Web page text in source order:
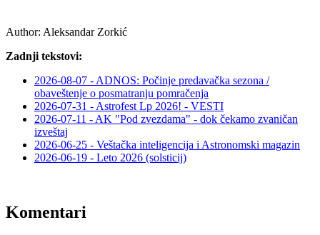
Author: Aleksandar Zorkić
Zadnji tekstovi:
2026-08-07 - ADNOS: Počinje predavačka sezona /
obaveštenje o posmatranju pomračenja
2026-07-31 - Astrofest Lp 2026! - VESTI
2026-07-11 - AK "Pod zvezdama" - dok čekamo zvaničan
izveštaj
2026-06-25 - Veštačka inteligencija i Astronomski magazin
2026-06-19 - Leto 2026 (solsticij)
Komentari